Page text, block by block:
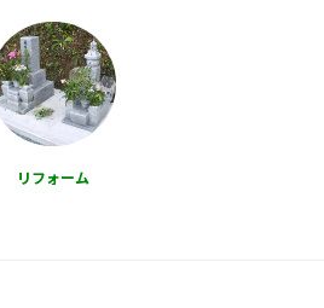
リフォーム